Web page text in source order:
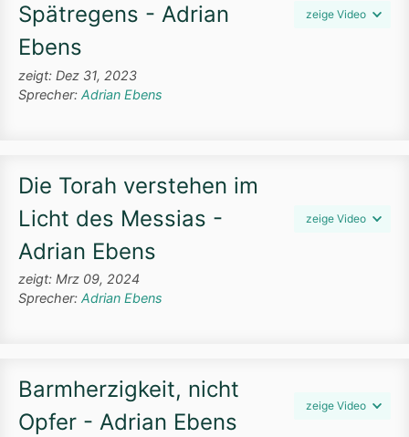
Spätregens - Adrian
Ebens
zeige Video
zeigt: Dez 31, 2023
Sprecher: Adrian Ebens
Die Torah verstehen im
Licht des Messias -
Adrian Ebens
zeige Video
zeigt: Mrz 09, 2024
Sprecher: Adrian Ebens
Barmherzigkeit, nicht
Opfer - Adrian Ebens
zeige Video